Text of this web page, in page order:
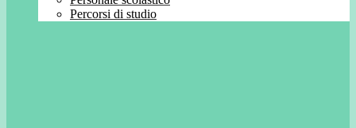
Percorsi di studio